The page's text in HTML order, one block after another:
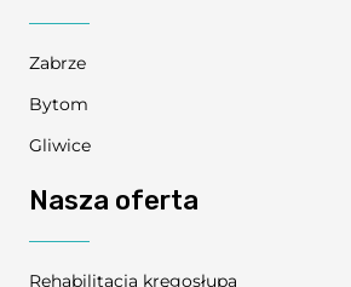
Zabrze
Bytom
Gliwice
Nasza oferta
Rehabilitacja kręgosłupa